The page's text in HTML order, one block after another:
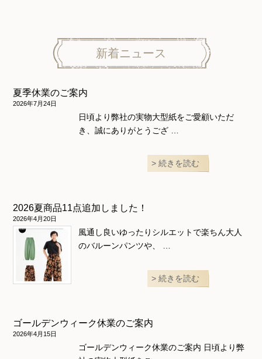
ニット地専用
和風衣類
ワンピース＆スーツ
ウェディング・コスチューム
ワンピース
スカート・パンツ
新着ニュース
夏季休業のご案内
2026年7月24日
日頃より弊社の実物大型紙をご愛顧いただ
き、誠にありがとうござ …
続きを読む
2026夏商品11点追加しました！
2026年4月20日
風通し良いゆったりシルエットで楽ちん大人
のバルーンパンツや、 …
続きを読む
ゴールデンウィーク休業のご案内
2026年4月15日
ゴールデンウィーク休業のご案内 日頃より弊